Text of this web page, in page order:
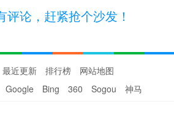
论，赶紧抢个沙发！
最近更新 排行榜
网站地图
Google Bing 360 Sogou 神马